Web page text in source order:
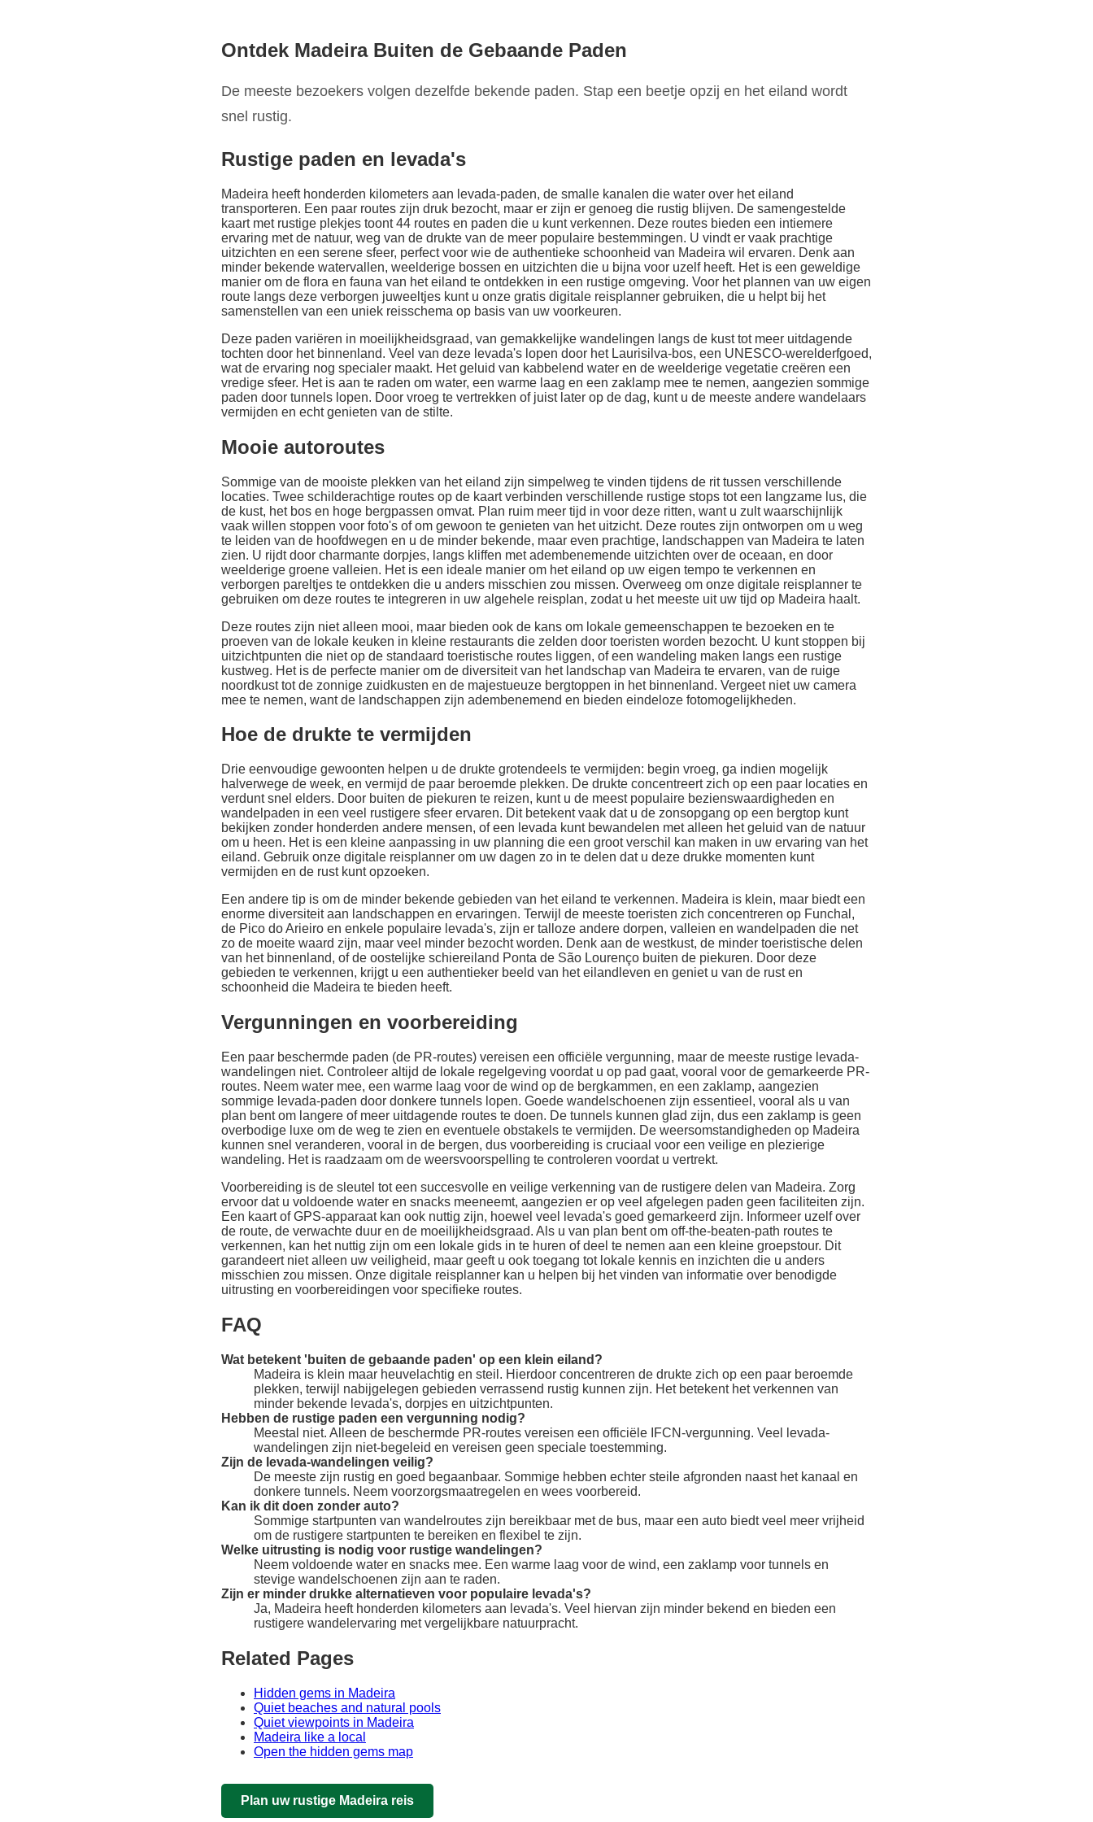
Ontdek Madeira Buiten de Gebaande Paden
De meeste bezoekers volgen dezelfde bekende paden. Stap een beetje opzij en het eiland wordt
snel rustig.
Rustige paden en levada's
Madeira heeft honderden kilometers aan levada-paden, de smalle kanalen die water over het eiland
transporteren. Een paar routes zijn druk bezocht, maar er zijn er genoeg die rustig blijven. De samengestelde
kaart met rustige plekjes toont 44 routes en paden die u kunt verkennen. Deze routes bieden een intiemere
ervaring met de natuur, weg van de drukte van de meer populaire bestemmingen. U vindt er vaak prachtige
uitzichten en een serene sfeer, perfect voor wie de authentieke schoonheid van Madeira wil ervaren. Denk aan
minder bekende watervallen, weelderige bossen en uitzichten die u bijna voor uzelf heeft. Het is een geweldige
manier om de flora en fauna van het eiland te ontdekken in een rustige omgeving. Voor het plannen van uw eigen
route langs deze verborgen juweeltjes kunt u onze gratis digitale reisplanner gebruiken, die u helpt bij het
samenstellen van een uniek reisschema op basis van uw voorkeuren.
Deze paden variëren in moeilijkheidsgraad, van gemakkelijke wandelingen langs de kust tot meer uitdagende
tochten door het binnenland. Veel van deze levada's lopen door het Laurisilva-bos, een UNESCO-werelderfgoed,
wat de ervaring nog specialer maakt. Het geluid van kabbelend water en de weelderige vegetatie creëren een
vredige sfeer. Het is aan te raden om water, een warme laag en een zaklamp mee te nemen, aangezien sommige
paden door tunnels lopen. Door vroeg te vertrekken of juist later op de dag, kunt u de meeste andere wandelaars
vermijden en echt genieten van de stilte.
Mooie autoroutes
Sommige van de mooiste plekken van het eiland zijn simpelweg te vinden tijdens de rit tussen verschillende
locaties. Twee schilderachtige routes op de kaart verbinden verschillende rustige stops tot een langzame lus, die
de kust, het bos en hoge bergpassen omvat. Plan ruim meer tijd in voor deze ritten, want u zult waarschijnlijk
vaak willen stoppen voor foto's of om gewoon te genieten van het uitzicht. Deze routes zijn ontworpen om u weg
te leiden van de hoofdwegen en u de minder bekende, maar even prachtige, landschappen van Madeira te laten
zien. U rijdt door charmante dorpjes, langs kliffen met adembenemende uitzichten over de oceaan, en door
weelderige groene valleien. Het is een ideale manier om het eiland op uw eigen tempo te verkennen en
verborgen pareltjes te ontdekken die u anders misschien zou missen. Overweeg om onze digitale reisplanner te
gebruiken om deze routes te integreren in uw algehele reisplan, zodat u het meeste uit uw tijd op Madeira haalt.
Deze routes zijn niet alleen mooi, maar bieden ook de kans om lokale gemeenschappen te bezoeken en te
proeven van de lokale keuken in kleine restaurants die zelden door toeristen worden bezocht. U kunt stoppen bij
uitzichtpunten die niet op de standaard toeristische routes liggen, of een wandeling maken langs een rustige
kustweg. Het is de perfecte manier om de diversiteit van het landschap van Madeira te ervaren, van de ruige
noordkust tot de zonnige zuidkusten en de majestueuze bergtoppen in het binnenland. Vergeet niet uw camera
mee te nemen, want de landschappen zijn adembenemend en bieden eindeloze fotomogelijkheden.
Hoe de drukte te vermijden
Drie eenvoudige gewoonten helpen u de drukte grotendeels te vermijden: begin vroeg, ga indien mogelijk
halverwege de week, en vermijd de paar beroemde plekken. De drukte concentreert zich op een paar locaties en
verdunt snel elders. Door buiten de piekuren te reizen, kunt u de meest populaire bezienswaardigheden en
wandelpaden in een veel rustigere sfeer ervaren. Dit betekent vaak dat u de zonsopgang op een bergtop kunt
bekijken zonder honderden andere mensen, of een levada kunt bewandelen met alleen het geluid van de natuur
om u heen. Het is een kleine aanpassing in uw planning die een groot verschil kan maken in uw ervaring van het
eiland. Gebruik onze digitale reisplanner om uw dagen zo in te delen dat u deze drukke momenten kunt
vermijden en de rust kunt opzoeken.
Een andere tip is om de minder bekende gebieden van het eiland te verkennen. Madeira is klein, maar biedt een
enorme diversiteit aan landschappen en ervaringen. Terwijl de meeste toeristen zich concentreren op Funchal,
de Pico do Arieiro en enkele populaire levada's, zijn er talloze andere dorpen, valleien en wandelpaden die net
zo de moeite waard zijn, maar veel minder bezocht worden. Denk aan de westkust, de minder toeristische delen
van het binnenland, of de oostelijke schiereiland Ponta de São Lourenço buiten de piekuren. Door deze
gebieden te verkennen, krijgt u een authentieker beeld van het eilandleven en geniet u van de rust en
schoonheid die Madeira te bieden heeft.
Vergunningen en voorbereiding
Een paar beschermde paden (de PR-routes) vereisen een officiële vergunning, maar de meeste rustige levada-
wandelingen niet. Controleer altijd de lokale regelgeving voordat u op pad gaat, vooral voor de gemarkeerde PR-
routes. Neem water mee, een warme laag voor de wind op de bergkammen, en een zaklamp, aangezien
sommige levada-paden door donkere tunnels lopen. Goede wandelschoenen zijn essentieel, vooral als u van
plan bent om langere of meer uitdagende routes te doen. De tunnels kunnen glad zijn, dus een zaklamp is geen
overbodige luxe om de weg te zien en eventuele obstakels te vermijden. De weersomstandigheden op Madeira
kunnen snel veranderen, vooral in de bergen, dus voorbereiding is cruciaal voor een veilige en plezierige
wandeling. Het is raadzaam om de weersvoorspelling te controleren voordat u vertrekt.
Voorbereiding is de sleutel tot een succesvolle en veilige verkenning van de rustigere delen van Madeira. Zorg
ervoor dat u voldoende water en snacks meeneemt, aangezien er op veel afgelegen paden geen faciliteiten zijn.
Een kaart of GPS-apparaat kan ook nuttig zijn, hoewel veel levada's goed gemarkeerd zijn. Informeer uzelf over
de route, de verwachte duur en de moeilijkheidsgraad. Als u van plan bent om off-the-beaten-path routes te
verkennen, kan het nuttig zijn om een lokale gids in te huren of deel te nemen aan een kleine groepstour. Dit
garandeert niet alleen uw veiligheid, maar geeft u ook toegang tot lokale kennis en inzichten die u anders
misschien zou missen. Onze digitale reisplanner kan u helpen bij het vinden van informatie over benodigde
uitrusting en voorbereidingen voor specifieke routes.
FAQ
Wat betekent 'buiten de gebaande paden' op een klein eiland?
Madeira is klein maar heuvelachtig en steil. Hierdoor concentreren de drukte zich op een paar beroemde
plekken, terwijl nabijgelegen gebieden verrassend rustig kunnen zijn. Het betekent het verkennen van
minder bekende levada's, dorpjes en uitzichtpunten.
Hebben de rustige paden een vergunning nodig?
Meestal niet. Alleen de beschermde PR-routes vereisen een officiële IFCN-vergunning. Veel levada-
wandelingen zijn niet-begeleid en vereisen geen speciale toestemming.
Zijn de levada-wandelingen veilig?
De meeste zijn rustig en goed begaanbaar. Sommige hebben echter steile afgronden naast het kanaal en
donkere tunnels. Neem voorzorgsmaatregelen en wees voorbereid.
Kan ik dit doen zonder auto?
Sommige startpunten van wandelroutes zijn bereikbaar met de bus, maar een auto biedt veel meer vrijheid
om de rustigere startpunten te bereiken en flexibel te zijn.
Welke uitrusting is nodig voor rustige wandelingen?
Neem voldoende water en snacks mee. Een warme laag voor de wind, een zaklamp voor tunnels en
stevige wandelschoenen zijn aan te raden.
Zijn er minder drukke alternatieven voor populaire levada's?
Ja, Madeira heeft honderden kilometers aan levada's. Veel hiervan zijn minder bekend en bieden een
rustigere wandelervaring met vergelijkbare natuurpracht.
Related Pages
Hidden gems in Madeira
Quiet beaches and natural pools
Quiet viewpoints in Madeira
Madeira like a local
Open the hidden gems map
Plan uw rustige Madeira reis